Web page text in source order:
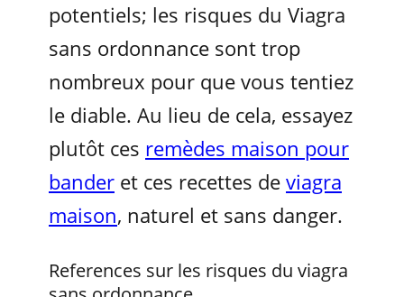
potentiels; les risques du Viagra
sans ordonnance sont trop
nombreux pour que vous tentiez
le diable. Au lieu de cela, essayez
plutôt ces remèdes maison pour
bander et ces recettes de viagra
maison, naturel et sans danger.
References sur les risques du viagra